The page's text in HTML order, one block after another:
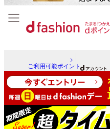
ご利用可能ポイント